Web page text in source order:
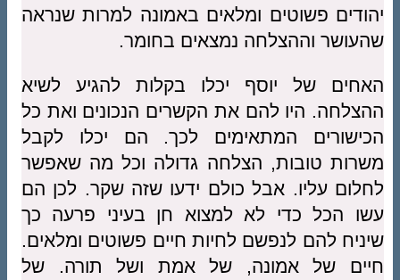
יהודים פשוטים ומלאים באמונה למרות שנראה
שהעושר וההצלחה נמצאים בחומר.
האחים של יוסף יכלו בקלות להגיע לשיא
ההצלחה. היו להם את הקשרים הנכונים ואת כל
הכישורים המתאימים לכך. הם יכלו לקבל
משרות טובות, הצלחה גדולה וכל מה שאפשר
לחלום עליו. אבל כולם ידעו שזה שקר. לכן הם
עשו הכל כדי לא למצוא חן בעיני פרעה כך
שיניח להם לנפשם לחיות חיים פשוטים ומלאים.
חיים של אמונה, של אמת ושל תורה. של